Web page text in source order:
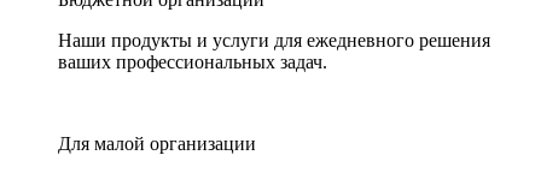
Наши продукты и услуги для ежедневного решения
ваших профессиональных задач.
Для малой организации